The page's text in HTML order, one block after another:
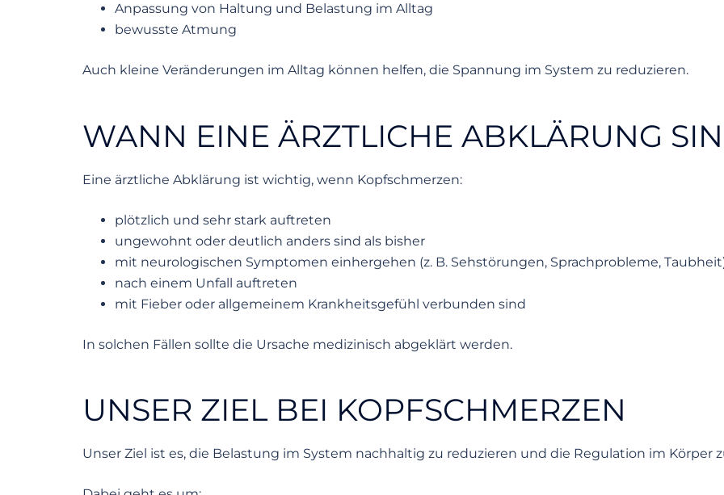
Anpassung von Haltung und Belastung im Alltag
bewusste Atmung
Auch kleine Veränderungen im Alltag können helfen, die Spannung im System zu reduzieren.
WANN EINE ÄRZTLICHE ABKLÄRUNG
Eine ärztliche Abklärung ist wichtig, wenn Kopfschmerzen:
plötzlich und sehr stark auftreten
ungewohnt oder deutlich anders sind als bisher
mit neurologischen Symptomen einhergehen (z. B. Sehstörungen, Sprachprobleme,
nach einem Unfall auftreten
mit Fieber oder allgemeinem Krankheitsgefühl verbunden sind
In solchen Fällen sollte die Ursache medizinisch abgeklärt werden.
UNSER ZIEL BEI KOPFSCHMERZEN
Unser Ziel ist es, die Belastung im System nachhaltig zu reduzieren und die Regulation im Körper